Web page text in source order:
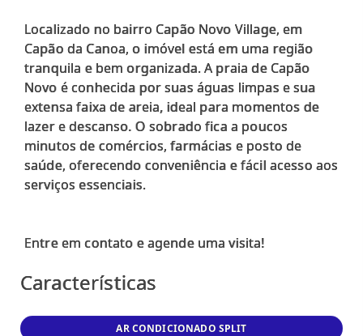
Localizado no bairro Capão Novo Village, em
Capão da Canoa, o imóvel está em uma região
tranquila e bem organizada. A praia de Capão
Novo é conhecida por suas águas limpas e sua
extensa faixa de areia, ideal para momentos de
lazer e descanso. O sobrado fica a poucos
minutos de comércios, farmácias e posto de
saúde, oferecendo conveniência e fácil acesso aos
serviços essenciais.
Características
AR CONDICIONADO SPLIT